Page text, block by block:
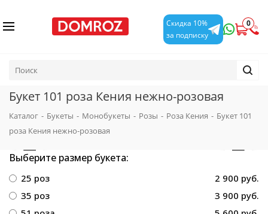
Скидка 10%
за подписку
0
Букет 101 роза Кения нежно-розовая
Каталог - Букеты - Монобукеты - Розы - Роза Кения - Букет 101
роза Кения нежно-розовая
Выберите размер букета:
25 роз
2 900 руб.
35 роз
3 900 руб.